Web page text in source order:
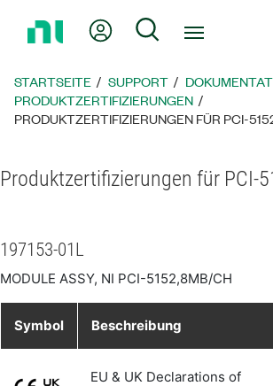
zur
Mein KontoSuche
STARTSEITE SUPPORT
PRODUKTZERTIFIZIERUNGEN
PRODUKTZERTIFIZIERUNGEN FÜR PCI-
Produktzertifizierungen für PCI-
197153-01L
MODULE ASSY, NI PCI-5152,8MB/CH
Symbol Beschreibung
EU & UK Declarations of